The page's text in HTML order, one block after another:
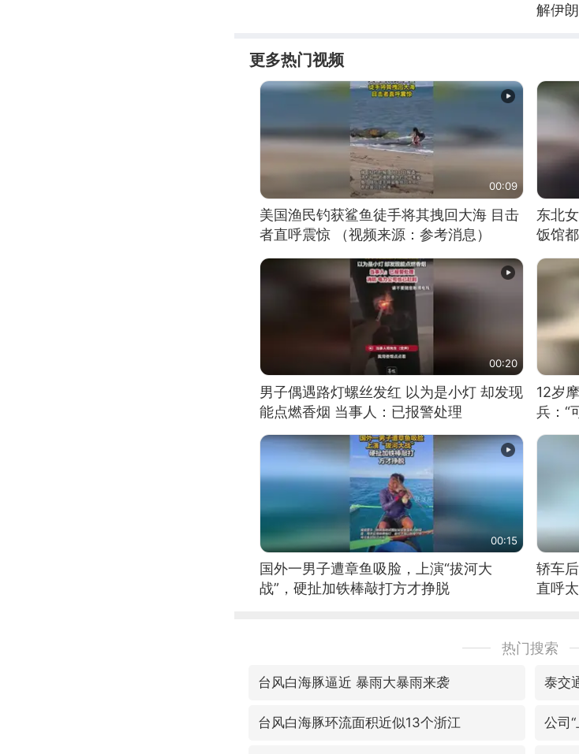
解伊
更多热门视频
00:09
美国渔民钓获鲨鱼徒手将其拽回大海 目击
者直呼震惊 （视频来源：参考消息）
东北
饭馆
00:20
男子偶遇路灯螺丝发红 以为是小灯 却发现
能点燃香烟 当事人：已报警处理
12岁
兵：“
00:15
国外一男子遭章鱼吸脸，上演“拔河大
战”，硬扯加铁棒敲打方才挣脱
轿车
直呼
热门搜索
台风白海豚逼近 暴雨大暴雨来袭 泰交
台风白海豚环流面积近似13个浙江 公司